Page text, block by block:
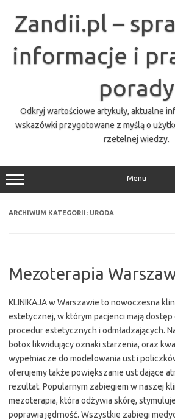
treściZandii.pl –
informacje i
porady
Odkryj wartościowe artykuły, aktualne
wskazówki przygotowane z myślą o
rzetelnej wiedzy.
Menu
ARCHIWUM KATEGORII: URODA
Mezoterapia
KLINIKAJA w Warszawie to nowoczesna
estetycznej, w którym pacjenci mają
procedur estetycznych i odmładzających.
botox likwidujący oznaki starzenia, oraz
wypełniacze do modelowania ust i
oferujemy także powiększanie ust dające
rezultat. Popularnym zabiegiem w naszej
mezoterapia, która odżywia skórę,
poprawia jędrność. Wszystkie zabiegi